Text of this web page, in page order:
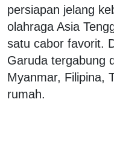
persiapan jelang
olahraga Asia
satu cabor favorit.
Garuda tergabung
Myanmar, Filipina,
rumah.